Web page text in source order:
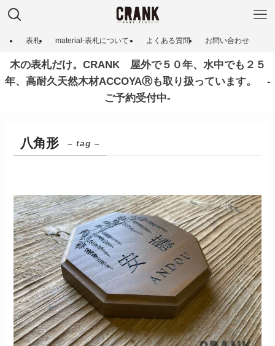
表札 material-表札について‐ よくある質問 お問い合わせ
木の表札だけ。CRANK 屋外で５０年、水中でも２５
年、高耐久天然木材ACCOYAⓇも取り扱っています。 ‐
ご予約受付中‐
八角形 – tag –